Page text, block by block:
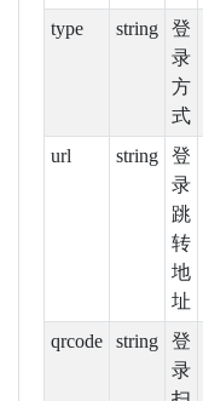
type string
登
录
方
式
url string
登
录
跳
转
地
址
qrcode string
登
录